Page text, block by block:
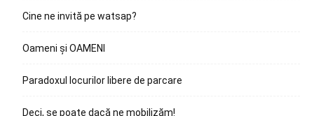
Cine ne invită pe watsap?
Oameni și OAMENI
Paradoxul locurilor libere de parcare
Deci, se poate dacă ne mobilizăm!